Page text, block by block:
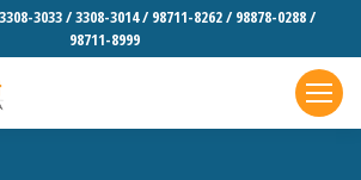
3033 / 3308-3014 / 98711-8262 / 98878-0288 /
98711-8999